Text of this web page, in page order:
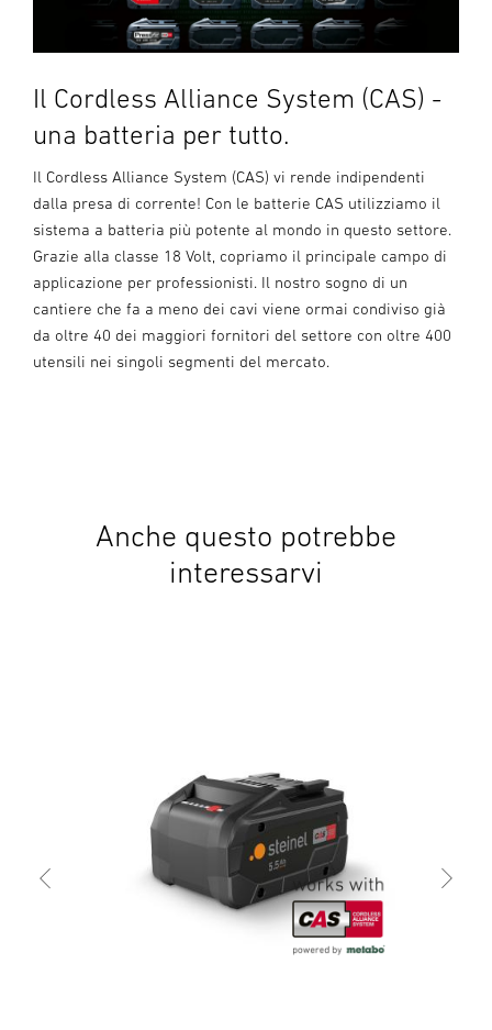
Il Cordless Alliance System (CAS) -
una batteria per tutto.
Il Cordless Alliance System (CAS) vi rende indipendenti
dalla presa di corrente! Con le batterie CAS utilizziamo il
sistema a batteria più potente al mondo in questo settore.
Grazie alla classe 18 Volt, copriamo il principale campo di
applicazione per professionisti. Il nostro sogno di un
cantiere che fa a meno dei cavi viene ormai condiviso già
da oltre 40 dei maggiori fornitori del settore con oltre 400
utensili nei singoli segmenti del mercato.
Anche questo potrebbe
interessarvi